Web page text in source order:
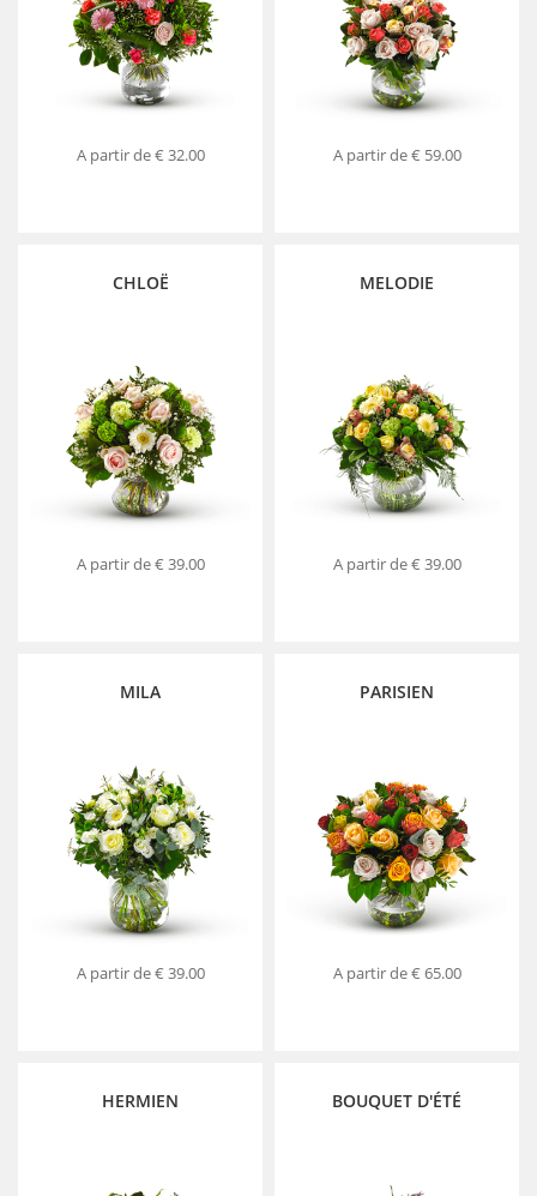
A partir de€ 32.00 A partir de€ 59.00
CHLOË
A partir de€ 39.00
MELODIE
A partir de€ 39.00
MILA
A partir de€ 39.00
PARISIEN
A partir de€ 65.00
HERMIEN BOUQUET D'ÉTÉ